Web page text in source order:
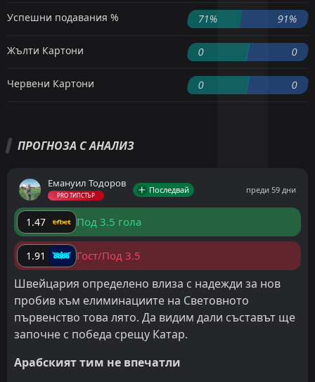
Успешни подавания % 71% 91%
Жълти Картони 0 0
Червени Картони 0 0
ПРОГНОЗА С АНАЛИЗ
Емануил Тодоров
PRO ТИПСТЪР
Последвай преди 59 дни
1.47 Под 3.5 гола
1.91 Гост/Под 3.5
Швейцария определено влиза с надежди за нов
пробив към елиминациите на Световното
първенство това лято. Да видим дали съставът ще
започне с победа срещу Катар.
Арабският тим не впечатли